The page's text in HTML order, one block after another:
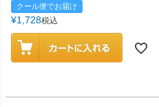
クール便でお届け
¥1,728税込